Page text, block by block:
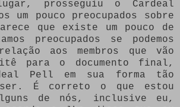
prosseguiu o Cardeal
um pouco preocupados sobre
que existe um pouco de
preocupados se podemos
aos membros que vão
para o documento final,
Pell em sua forma tão
É correto o que estou
de nós, inclusive eu,